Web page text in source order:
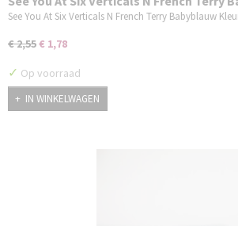
See You At Six Verticals N French Terry Babyblauw
€ 2,55€ 1,78
✓ Op voorraad
IN WINKELWAGEN